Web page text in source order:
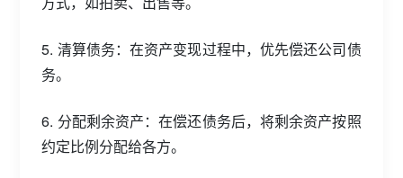
5. 清算债务：在资产变现过程中，优先偿还公司债
务。
6. 分配剩余资产：在偿还债务后，将剩余资产按照
约定比例分配给各方。